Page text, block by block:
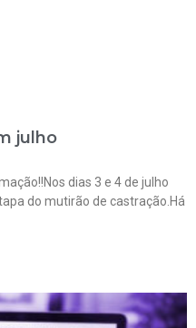
julho
dias 3 e 4 de julho
do mutirão de castração.Há